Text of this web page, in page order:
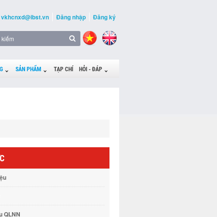
vkhcnxd@ibst.vn Đăng nhập Đăng ký
SẢN PHẨM TẠP CHÍ HỎI - ĐÁP
QLNN